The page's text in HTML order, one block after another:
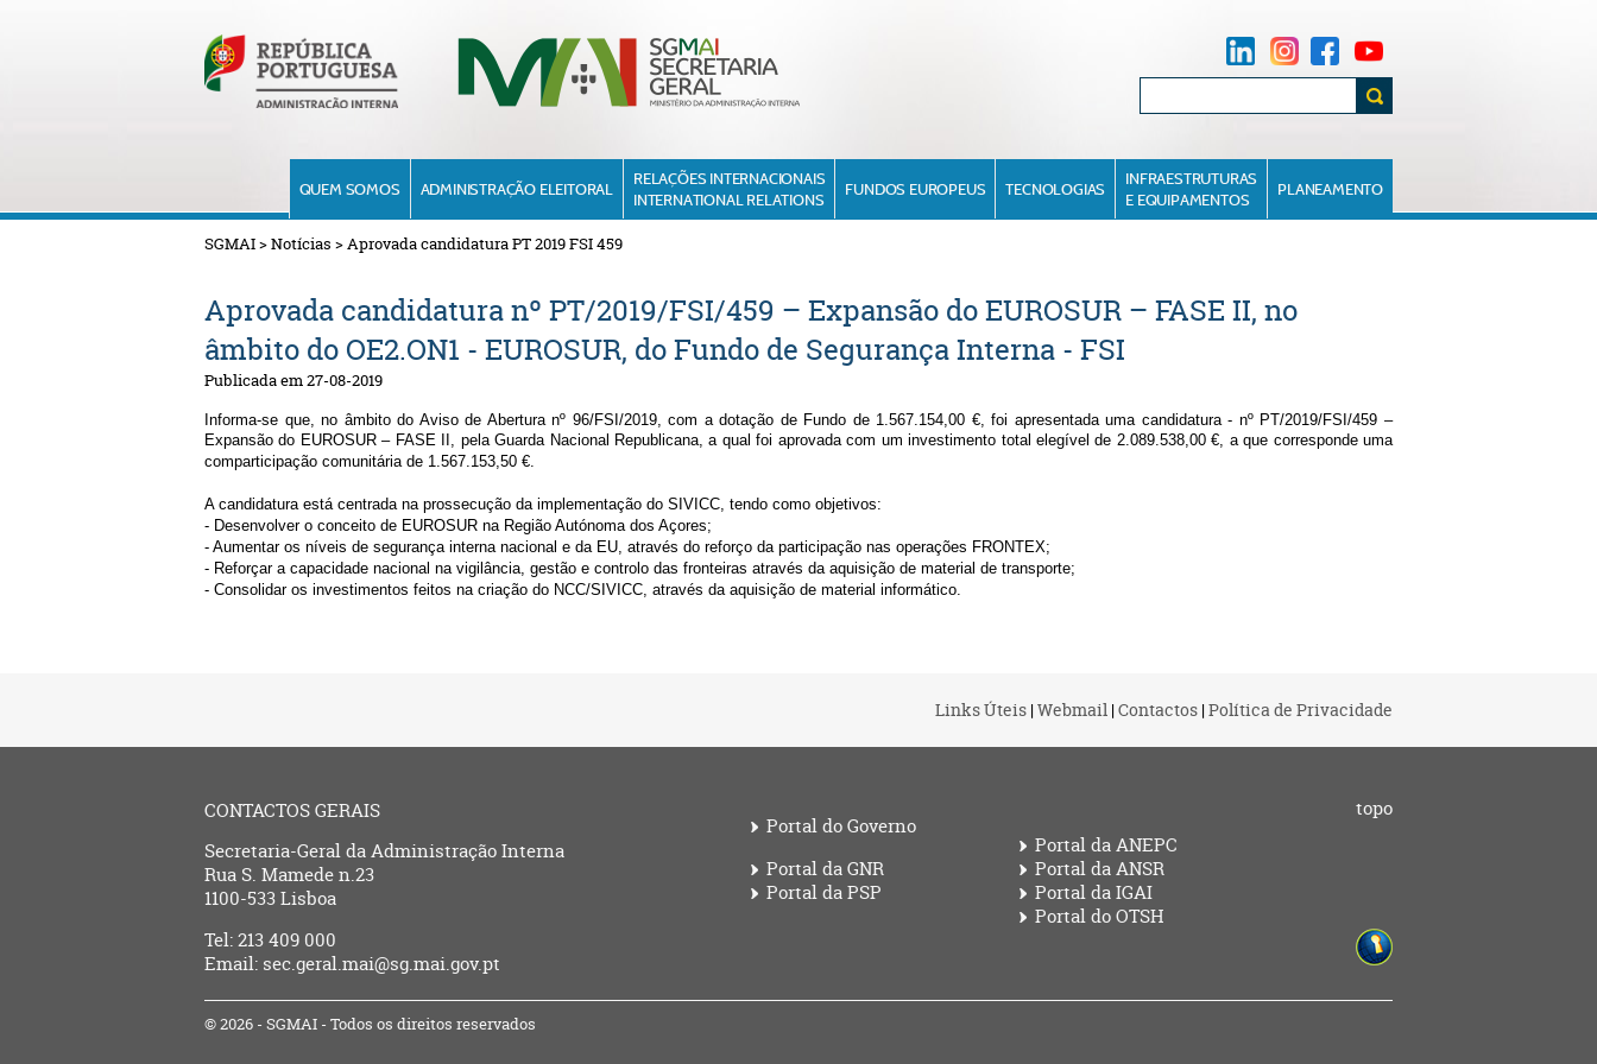
QUEM SOMOS ADMINISTRAÇÃO ELEITORAL
RELAÇÕES INTERNACIONAIS
INTERNATIONAL RELATIONS
FUNDOS EUROPEUS TECNOLOGIAS
INFRAESTRUTURAS
E EQUIPAMENTOS
PLANEAMENTO
SGMAI>Notícias >Aprovada candidatura PT 2019 FSI 459
Aprovada candidatura nº PT/2019/FSI/459 – Expansão do EUROSUR – FASE II, no
âmbito do OE2.ON1 - EUROSUR, do Fundo de Segurança Interna - FSI
Publicada em 27-08-2019
Informa-se que, no âmbito do Aviso de Abertura nº 96/FSI/2019, com a dotação de Fundo de 1.567.154,00 €, foi apresentada uma candidatura - nº PT/2019/FSI/459 –
Expansão do EUROSUR – FASE II, pela Guarda Nacional Republicana, a qual foi aprovada com uminvestimento total elegível de 2.089.538,00 €, a que corresponde uma
comparticipação comunitária de 1.567.153,50 €.
A candidatura está centrada na prossecução da implementação do SIVICC, tendo como objetivos:
- Desenvolver o conceito de EUROSUR na Região Autónoma dos Açores;
- Aumentar os níveis de segurança interna nacional e da EU, através do reforço da participação nas operações FRONTEX;
- Reforçar a capacidade nacional na vigilância, gestão e controlo das fronteiras através da aquisição de material de transporte;
- Consolidar os investimentos feitos na criação do NCC/SIVICC, através da aquisição de material informático.
Links Úteis |Webmail |Contactos |Política de Privacidade
CONTACTOS GERAIS
Secretaria-Geral da Administração Interna
Rua S. Mamede n.23
1100-533 Lisboa
Tel: 213 409 000
Email: sec.geral.mai@sg.mai.gov.pt
Portal do Governo
Portal da GNR
Portal da PSP
Portal da ANEPC
Portal da ANSR
Portal da IGAI
Portal do OTSH
topo
© 2026 - SGMAI - Todos os direitos reservados